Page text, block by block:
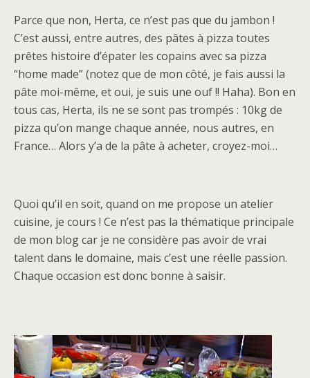
Parce que non, Herta, ce n’est pas que du jambon !
C’est aussi, entre autres, des pâtes à pizza toutes
prêtes histoire d’épater les copains avec sa pizza
“home made” (notez que de mon côté, je fais aussi la
pâte moi-même, et oui, je suis une ouf !! Haha). Bon en
tous cas, Herta, ils ne se sont pas trompés : 10kg de
pizza qu’on mange chaque année, nous autres, en
France… Alors y’a de la pâte à acheter, croyez-moi…
Quoi qu’il en soit, quand on me propose un atelier
cuisine, je cours ! Ce n’est pas la thématique principale
de mon blog car je ne considère pas avoir de vrai
talent dans le domaine, mais c’est une réelle passion.
Chaque occasion est donc bonne à saisir.